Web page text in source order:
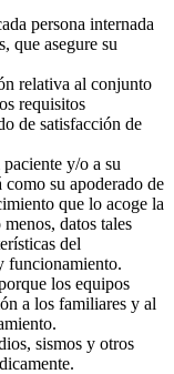
persona internada
que asegure su
relativa al conjunto
requisitos
de satisfacción de
y/o a su
como su apoderado de
que lo acoge la
datos tales
del
funcionamiento.
los equipos
a los familiares y al
sismos y otros